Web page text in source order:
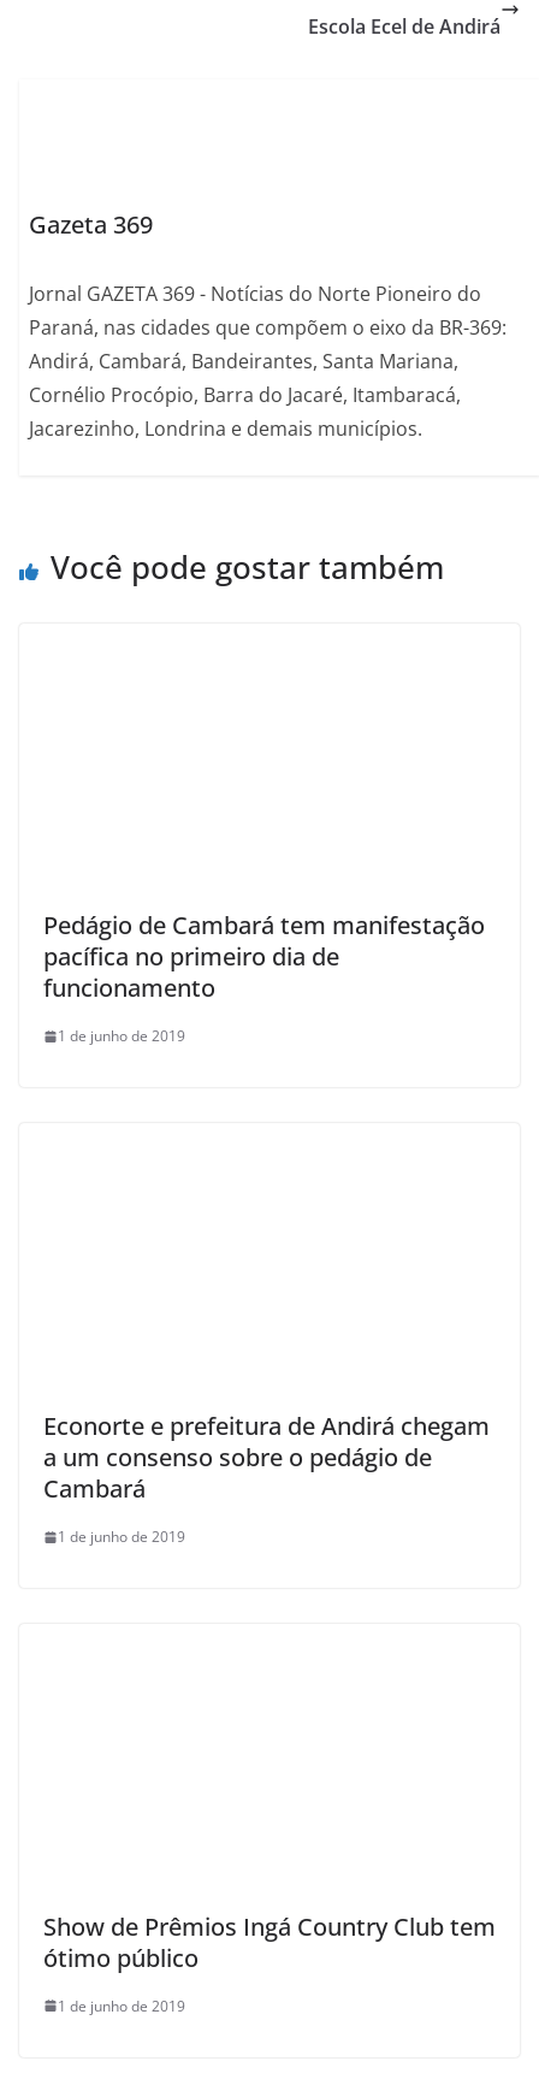
Escola Ecel de Andirá
Gazeta 369
Jornal GAZETA 369 - Notícias do Norte Pioneiro do
Paraná, nas cidades que compõem o eixo da BR-369:
Andirá, Cambará, Bandeirantes, Santa Mariana,
Cornélio Procópio, Barra do Jacaré, Itambaracá,
Jacarezinho, Londrina e demais municípios.
Você pode gostar também
Pedágio de Cambará tem manifestação
pacífica no primeiro dia de
funcionamento
1 de junho de 2019
Econorte e prefeitura de Andirá chegam
a um consenso sobre o pedágio de
Cambará
1 de junho de 2019
Show de Prêmios Ingá Country Club tem
ótimo público
1 de junho de 2019